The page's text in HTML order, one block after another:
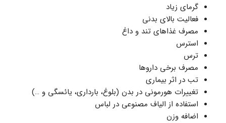
گرمای زیاد
فعالیت بالای بدنی
مصرف غذاهای تند و داغ
استرس
ترس
مصرف برخی داروها
تب در اثر بیماری
تغییرات هورمونی در بدن (بلوغ، بارداری، یائسگی و …)
استفاده از الیاف مصنوعی در لباس
اضافه وزن